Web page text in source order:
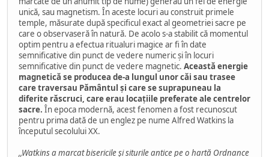
unică, sau magnetism. În aceste locuri au construit primele
temple, măsurate după specificul exact al geometriei sacre pe
care o observaseră în natură. De acolo s-a stabilit că momentul
optim pentru a efectua ritualuri magice ar fi în date
semnificative din punct de vedere numeric și în locuri
semnificative din punct de vedere magnetic. Această energie
magnetică se producea de-a lungul unor căi sau trasee
care traversau Pământul și care se suprapuneau la
diferite răscruci, care erau locațiile preferate ale centrelor
sacre. În epoca modernă, acest fenomen a fost recunoscut
pentru prima dată de un englez pe nume Alfred Watkins la
începutul secolului XX.
,,Watkins a marcat bisericile și siturile antice pe o hartă Ordnance